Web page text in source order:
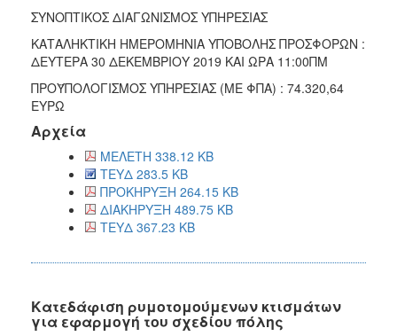
ΣΥΝΟΠΤΙΚΟΣ ΔΙΑΓΩΝΙΣΜΟΣ ΥΠΗΡΕΣΙΑΣ
ΚΑΤΑΛΗΚΤΙΚΗ ΗΜΕΡΟΜΗΝΙΑ ΥΠΟΒΟΛΗΣ ΠΡΟΣΦΟΡΩΝ :
ΔΕΥΤΕΡΑ 30 ΔΕΚΕΜΒΡΙΟΥ 2019 ΚΑΙ ΩΡΑ 11:00ΠΜ
ΠΡΟΫΠΟΛΟΓΙΣΜΟΣ ΥΠΗΡΕΣΙΑΣ (ΜΕ ΦΠΑ) : 74.320,64
ΕΥΡΩ
Αρχεία
ΜΕΛΕΤΗ 338.12 KB
ΤΕΥΔ 283.5 KB
ΠΡΟΚΗΡΥΞΗ 264.15 KB
ΔΙΑΚΗΡΥΞΗ 489.75 KB
ΤΕΥΔ 367.23 KB
Κατεδάφιση ρυμοτομούμενων κτισμάτων
για εφαρμογή του σχεδίου πόλης